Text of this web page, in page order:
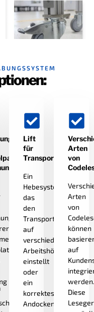
Lift
für
Transportwagen
Ein
Hebesystem,
das
den
Transportwagen
auf
verschiedene
Arbeitshöhen
einstellt
oder
ein
korrektes
Andocken
Arten
von
Arten
von
können
auf
Diese